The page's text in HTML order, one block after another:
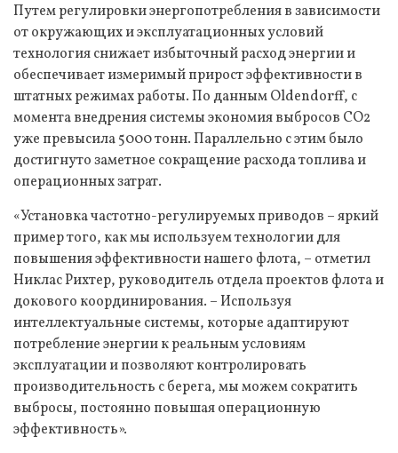
Путем регулировки энергопотребления в зависимости
от окружающих и эксплуатационных условий
технология снижает избыточный расход энергии и
обеспечивает измеримый прирост эффективности в
штатных режимах работы. По данным Oldendorff, с
момента внедрения системы экономия выбросов CO2
уже превысила 5000 тонн. Параллельно с этим было
достигнуто заметное сокращение расхода топлива и
операционных затрат.
«Установка частотно-регулируемых приводов – яркий
пример того, как мы используем технологии для
повышения эффективности нашего флота, – отметил
Никлас Рихтер, руководитель отдела проектов флота и
докового координирования. – Используя
интеллектуальные системы, которые адаптируют
потребление энергии к реальным условиям
эксплуатации и позволяют контролировать
производительность с берега, мы можем сократить
выбросы, постоянно повышая операционную
эффективность».